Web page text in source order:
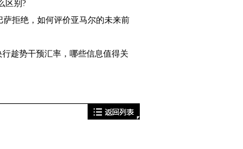
区别?
拒绝，如何评价亚马尔的未来前
趁势干预汇率，哪些信息值得关